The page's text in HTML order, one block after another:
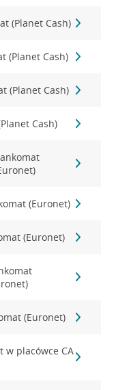
(Planet Cash)
(Planet Cash)
(Planet Cash)
Cash)
(Euronet)
(Euronet)
(Euronet)
w placówce CA